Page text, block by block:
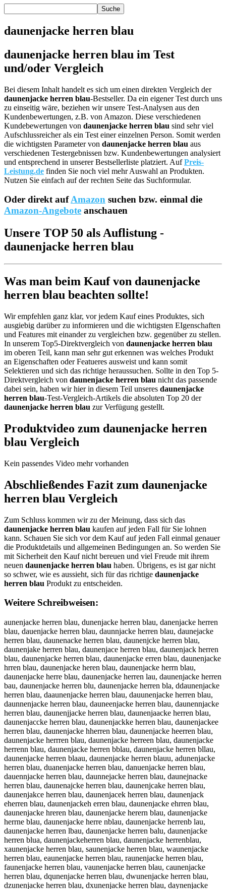
daunenjacke herren blau
daunenjacke herren blau im Test
und/oder Vergleich
Bei diesem Inhalt handelt es sich um einen direkten Vergleich der
daunenjacke herren blau-Bestseller. Da ein eigener Test durch uns
zu einseitig wäre, beziehen wir unsere Test-Analysen aus den
Kundenbewertungen, z.B. von Amazon. Diese verschiedenen
Kundebewertungen von daunenjacke herren blau sind sehr viel
Aufschlussreicher als ein Test einer einzelnen Person. Somit werden
die wichtigsten Parameter von daunenjacke herren blau aus
verschiedenen Testergebnissen bzw. Kundenbewertungen analysiert
und entsprechend in unserer Bestsellerliste platziert. AufPreis-
Leistung.de finden Sie noch viel mehr Auswahl an Produkten.
Nutzen Sie einfach auf der rechten Seite das Suchformular.
Oder direkt aufAmazon suchen bzw. einmal die
Amazon-Angebote anschauen
Unsere TOP 50 als Auflistung -
daunenjacke herren blau
Was man beim Kauf von daunenjacke
herren blau beachten sollte!
Wir empfehlen ganz klar, vor jedem Kauf eines Produktes, sich
ausgiebig darüber zu informieren und die wichtigsten EIgenschaften
und Features mit einander zu vergleichen bzw. gegenüber zu stellen.
In unserem Top5-Direktvergleich von daunenjacke herren blau
im oberen Teil, kann man sehr gut erkennen was welches Produkt
an Eigenschaften oder Featueres ausweist und kann somit
Selektieren und sich das richtige heraussuchen. Sollte in den Top 5-
Direktvergleich von daunenjacke herren blau nicht das passende
dabei sein, haben wir hier in diesem Teil unseres daunenjacke
herren blau-Test-Vergleich-Artikels die absoluten Top 20 der
daunenjacke herren blau zur Verfügung gestellt.
Produktvideo zum daunenjacke herren
blau Vergleich
Kein passendes Video mehr vorhanden
Abschließendes Fazit zum daunenjacke
herren blau Vergleich
Zum Schluss kommen wir zu der Meinung, dass sich das
daunenjacke herren blau kaufen auf jeden Fall für Sie lohnen
kann. Schauen Sie sich vor dem Kauf auf jeden Fall einmal genauer
die Produktdetails und allgemeinen Bedingungen an. So werden Sie
mit Sicherheit den Kauf nicht bereuen und viel Freude mit ihrem
neuen daunenjacke herren blau haben. Übrigens, es ist gar nicht
so schwer, wie es aussieht, sich für das richtige daunenjacke
herren blau Produkt zu entscheiden.
Weitere Schreibweisen:
aunenjacke herren blau, dunenjacke herren blau, danenjacke herren blau, dauenjacke herren blau, daunnjacke herren blau, daunejacke herren blau, daunenacke herren blau, daunenjcke herren blau, daunenjake herren blau, daunenjace herren blau, daunenjack herren blau, daunenjacke herren blau, daunenjacke erren blau, daunenjacke hrren blau, daunenjacke heren blau, daunenjacke herrn blau, daunenjacke herre blau, daunenjacke herren lau, daunenjacke herren bau, daunenjacke herren blu, daunenjacke herren bla, ddaunenjacke herren blau, daaunenjacke herren blau, dauunenjacke herren blau, daunnenjacke herren blau, dauneenjacke herren blau, daunennjacke herren blau, daunenjjacke herren blau, daunenjaacke herren blau, daunenjaccke herren blau, daunenjackke herren blau, daunenjackee herren blau, daunenjacke hherren blau, daunenjacke heerren blau, daunenjacke herrren blau, daunenjacke herreen blau, daunenjacke herrenn blau, daunenjacke herren bblau, daunenjacke herren bllau, daunenjacke herren blaau, daunenjacke herren blauu, adunenjacke herren blau, duanenjacke herren blau, danuenjacke herren blau, dauennjacke herren blau, daunnejacke herren blau, daunejnacke herren blau, daunenajcke herren blau, daunenjcake herren blau, daunenjakce herren blau, daunenjacek herren blau, daunenjack eherren blau, daunenjackeh erren blau, daunenjacke ehrren blau, daunenjacke hreren blau, daunenjacke herern blau, daunenjacke herrne blau, daunenjacke herre nblau, daunenjacke herrenb lau, daunenjacke herren lbau, daunenjacke herren balu, daunenjacke herren blua, daunenjackeherren blau, daunenjacke herrenblau, xaunenjacke herren blau, saunenjacke herren blau, waunenjacke herren blau, eaunenjacke herren blau, raunenjacke herren blau, faunenjacke herren blau, vaunenjacke herren blau, caunenjacke herren blau, dqunenjacke herren blau, dwunenjacke herren blau, dzunenjacke herren blau, dxunenjacke herren blau, daynenjacke herren blau, dahnenjacke herren blau, dajnenjacke herren blau, daknenjacke herren blau, dainenjacke herren blau, da7nenjacke herren blau, da8nenjacke herren blau, dau enjacke herren blau, daubenjacke herren blau, daugenjacke herren blau, dauhenjacke herren blau, daujenjacke herren blau, daumenjacke herren blau, daunwnjacke herren blau, daunsnjacke herren blau, daundnjacke herren blau, daunfnjacke herren blau, daunrnjacke herren blau, daun3njacke herren blau, daun4njacke herren blau, daune jacke herren blau, daunebjacke herren blau, daunegjacke herren blau, daunehjacke herren blau, daunejjacke herren blau, daunemjacke herren blau, daunennacke herren blau, daunenhacke herren blau, daunenyacke herren blau, daunenuacke herren blau, dauneniacke herren blau, daunenkacke herren blau, daunenmacke herren blau, daunenjqcke herren blau, daunenjwcke herren blau, daunenjzcke herren blau, daunenjxcke herren blau, daunenja ke herren blau, daunenjaxke herren blau, daunenjaske herren blau, daunenjadke herren blau, daunenjafke herren blau, daunenjavke herren blau, daunenjacue herren blau, daunenjacje herren blau, daunenjacme herren blau, daunenjacle herren blau, daunenjacoe herren blau, daunenjackw herren blau, daunenjacks herren blau, daunenjackd herren blau, daunenjackf herren blau, daunenjackr herren blau, daunenjack3 herren blau, daunenjack4 herren blau, daunenjacke berren blau, daunenjacke gerren blau, daunenjacke terren blau, daunenjacke yerren blau, daunenjacke uerren blau, daunenjacke jerren blau, daunenjacke merren blau, daunenjacke nerren blau, daunenjacke hwrren blau, daunenjacke hsrren blau, daunenjacke hdrren blau, daunenjacke hfrren blau, daunenjacke hrrren blau, daunenjacke h3rren blau, daunenjacke h4rren blau, daunenjacke heeren blau, daunenjacke hedren blau, daunenjacke hefren blau, daunenjacke hegren blau, daunenjacke hetren blau, daunenjacke he4ren blau, daunenjacke he5ren blau, daunenjacke hereen blau, daunenjacke herden blau, daunenjacke herfen blau, daunenjacke hergen blau, daunenjacke herten blau, daunenjacke her4en blau, daunenjacke her5en blau, daunenjacke herrwn blau, daunenjacke herrsn blau, daunenjacke herrdn blau, daunenjacke herrfn blau, daunenjacke herrrn blau, daunenjacke herr3n blau, daunenjacke herr4n blau, daunenjacke herre blau, daunenjacke herreb blau, daunenjacke herreg blau, daunenjacke herreh blau, daunenjacke herrej blau, daunenjacke herrem blau, daunenjacke herren lau, daunenjacke herren vlau, daunenjacke herren flau, daunenjacke herren glau, daunenjacke herren hlau, daunenjacke herren nlau, daunenjacke herren bpau, daunenjacke herren boau, daunenjacke herren biau, daunenjacke herren bkau, daunenjacke herren bmau, daunenjacke herren blqu, daunenjacke herren blwu, daunenjacke herren blzu, daunenjacke herren blxu, daunenjacke herren blay, daunenjacke herren blah, daunenjacke herren blaj, daunenjacke herren blak, daunenjacke herren blai, daunenjacke herren bla7, daunenjacke herren bla8, xdaunenjacke herren blau, dxaunenjacke herren blau, sdaunenjacke herren blau, dsaunenjacke herren blau, wdaunenjacke herren blau, dwaunenjacke herren blau, edaunenjacke herren blau, deaunenjacke herren blau, rdaunenjacke herren blau, draunenjacke herren blau, fdaunenjacke herren blau, dfaunenjacke herren blau, vdaunenjacke herren blau, dvaunenjacke herren blau, cdaunenjacke herren blau, dcaunenjacke herren blau, dqaunenjacke herren blau, daqunenjacke herren blau, dawunenjacke herren blau, dzaunenjacke herren blau, dazunenjacke herren blau, daxunenjacke herren blau, dayunenjacke herren blau, dauynenjacke herren blau, dahunenjacke herren blau, dauhnenjacke herren blau, dajunenjacke herren blau, daujnenjacke herren blau, dakunenjacke herren blau, dauknenjacke herren blau, daiunenjacke herren blau, dauinenjacke herren blau, da7unenjacke herren blau, dau7nenjacke herren blau, da8unenjacke herren blau, dau8nenjacke herren blau, dau nenjacke herren blau, daun enjacke herren blau, daubnenjacke herren blau, daunbenjacke herren blau, daugnenjacke herren blau, daungenjacke herren blau, daunhenjacke herren blau, daunjenjacke herren blau, daumnenjacke herren blau, daunmenjacke herren blau, daunwenjacke herren blau, daunewnjacke herren blau, daunsenjacke herren blau, daunesnjacke herren blau, daundenjacke herren blau, daunednjacke herren blau, daunfenjacke herren blau, daunefnjacke herren blau, daunrenjacke herren blau, daunernjacke herren blau, daun3enjacke herren blau, daune3njacke herren blau, daun4enjacke herren blau, daune4njacke herren blau, daune njacke herren blau, daunen jacke herren blau, daunebnjacke herren blau, daunenbjacke herren blau, daunegnjacke herren blau, daunengjacke herren blau, daunehnjacke herren blau, daunenhjacke herren blau, daunejnjacke herren blau, daunemnjacke herren blau, daunenmjacke herren blau, daunenjnacke herren blau, daunenjhacke herren blau, daunenyjacke herren blau, daunenjyacke herren blau, daunenujacke herren blau, daunenjuacke herren blau, daunenijacke herren blau, daunenjiacke herren blau, daunenkjacke herren blau, daunenjkacke herren blau, daunenjmacke herren blau, daunenjqacke herren blau, daunenjaqcke herren blau, daunenjwacke herren blau, daunenjawcke herren blau, daunenjzacke herren blau, daunenjazcke herren blau, daunenjxacke herren blau, daunenjaxcke herren blau, daunenja cke herren blau, daunenjac ke herren blau, daunenjacxke herren blau, daunenjascke herren blau, daunenjacske herren blau, daunenjadcke herren blau, daunenjacdke herren blau, daunenjafcke herren blau, daunenjacfke herren blau, daunenjavcke herren blau, daunenjacvke herren blau, daunenjacuke herren blau, daunenjackue herren blau, daunenjacjke herren blau, daunenjackje herren blau, daunenjacmke herren blau, daunenjackme herren blau, daunenjaclke herren blau, daunenjackle herren blau, daunenjacoke herren blau, daunenjackoe herren blau, daunenjackwe herren blau, daunenjackew herren blau, daunenjackse herren blau, daunenjackes herren blau, daunenjackde herren blau, daunenjacked herren blau, daunenjackfe herren blau, daunenjackef herren blau, daunenjackre herren blau, daunenjacker herren blau, daunenjack3e herren blau, daunenjacke3 herren blau, daunenjack4e herren blau, daunenjacke4 herren blau, daunenjacke bherren blau, daunenjacke hberren blau, daunenjacke gherren blau, daunenjacke hgerren blau, daunenjacke therren blau, daunenjacke hterren blau, daunenjacke yherren blau, daunenjacke hyerren blau, daunenjacke uherren blau, daunenjacke huerren blau, daunenjacke jherren blau, daunenjacke hjerren blau, daunenjacke mherren blau, daunenjacke hmerren blau, daunenjacke nherren blau, daunenjacke hnerren blau, daunenjacke hwerren blau, daunenjacke hewrren blau, daunenjacke hserren blau, daunenjacke hesrren blau, daunenjacke hderren blau, daunenjacke hedrren blau, daunenjacke hferren blau, daunenjacke hefrren blau, daunenjacke hrerren blau, daunenjacke h3erren blau, daunenjacke he3rren blau, daunenjacke h4erren blau, daunenjacke he4rren blau, daunenjacke hereren blau, daunenjacke herdren blau, daunenjacke herfren blau, daunenjacke hegrren blau, daunenjacke hergren blau, daunenjacke hetrren blau, daunenjacke hertren blau, daunenjacke her4ren blau, daunenjacke he5rren blau, daunenjacke her5ren blau, daunenjacke herrden blau, daunenjacke herrfen blau, daunenjacke herrgen blau, daunenjacke herrten blau, daunenjacke herr4en blau, daunenjacke herr5en blau, daunenjacke herrwen blau, daunenjacke herrewn blau, daunenjacke herrsen blau, daunenjacke herresn blau, daunenjacke herredn blau, daunenjacke herrefn blau, daunenjacke herrern blau, daunenjacke herr3en blau, daunenjacke herre3n blau, daunenjacke herre4n blau, daunenjacke herre n blau, daunenjacke herren blau, daunenjacke herrebn blau, daunenjacke herrenb blau, daunenjacke herregn blau, daunenjacke herreng blau, daunenjacke herrehn blau, daunenjacke herrenh blau, daunenjacke herrejn blau, daunenjacke herrenj blau, daunenjacke herremn blau, daunenjacke herrenm blau, daunenjacke herren b lau, daunenjacke herren vblau, daunenjacke herren bvlau, daunenjacke herren fblau, daunenjacke herren bflau, dau